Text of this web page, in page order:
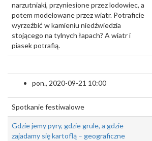
narzutniaki, przyniesione przez lodowiec, a
potem modelowane przez wiatr. Potraficie
wyrzeźbić w kamieniu niedźwiedzia
stojącego na tylnych łapach? A wiatr i
piasek potrafią.
pon., 2020-09-21 10:00
Spotkanie festiwalowe
Gdzie jemy pyry, gdzie grule, a gdzie
zajadamy się kartoflą – geograficzne